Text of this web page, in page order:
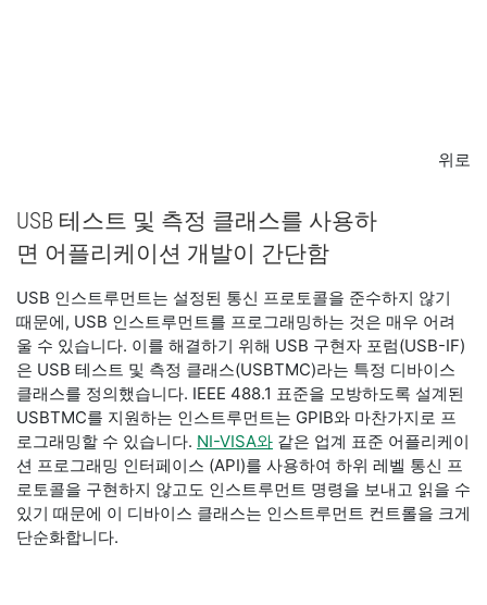
위로
USB 테스트 및 측정 클래스를 사용하
면 어플리케이션 개발이 간단함
USB 인스트루먼트는 설정된 통신 프로토콜을 준수하지 않기
때문에, USB 인스트루먼트를 프로그래밍하는 것은 매우 어려
울 수 있습니다. 이를 해결하기 위해 USB 구현자 포럼(USB-IF)
은 USB 테스트 및 측정 클래스(USBTMC)라는 특정 디바이스
클래스를 정의했습니다. IEEE 488.1 표준을 모방하도록 설계된
USBTMC를 지원하는 인스트루먼트는 GPIB와 마찬가지로 프
로그래밍할 수 있습니다. NI-VISA와 같은 업계 표준 어플리케이
션 프로그래밍 인터페이스 (API)를 사용하여 하위 레벨 통신 프
로토콜을 구현하지 않고도 인스트루먼트 명령을 보내고 읽을 수
있기 때문에 이 디바이스 클래스는 인스트루먼트 컨트롤을 크게
단순화합니다.